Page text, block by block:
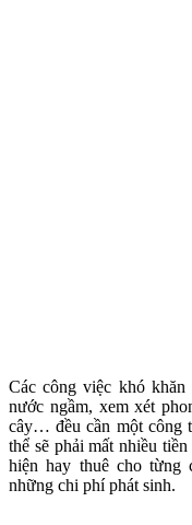
Các công việc khó
nước ngầm, xem xét
cây… đều cần một công
thể sẽ phải mất nhiều
hiện hay thuê cho từng
những chi phí phát sinh.